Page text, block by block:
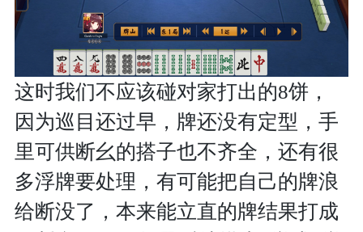
这时我们不应该碰对家打出的8饼，
因为巡目还过早，牌还没有定型，手
里可供断幺的搭子也不齐全，还有很
多浮牌要处理，有可能把自己的牌浪
给断没了，本来能立直的牌结果打成